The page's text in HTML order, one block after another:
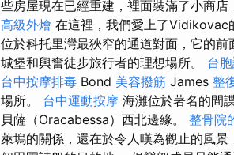
些房屋現在已經重建，裡面裝滿了小商
高級外燴 在這裡，我們愛上了Vidikovac
位於科托里灣最狹窄的通道對面，它的
城堡和興奮徒步旅行者的理想場所。 台
台中按摩排毒 Bond 美容撥筋 James 整
場所。 台中運動按摩 海灘位於著名的間
貝薩（Oracabessa）西北邊緣。 整骨院
萊塢的關係，還在於令人嘆為觀止的風